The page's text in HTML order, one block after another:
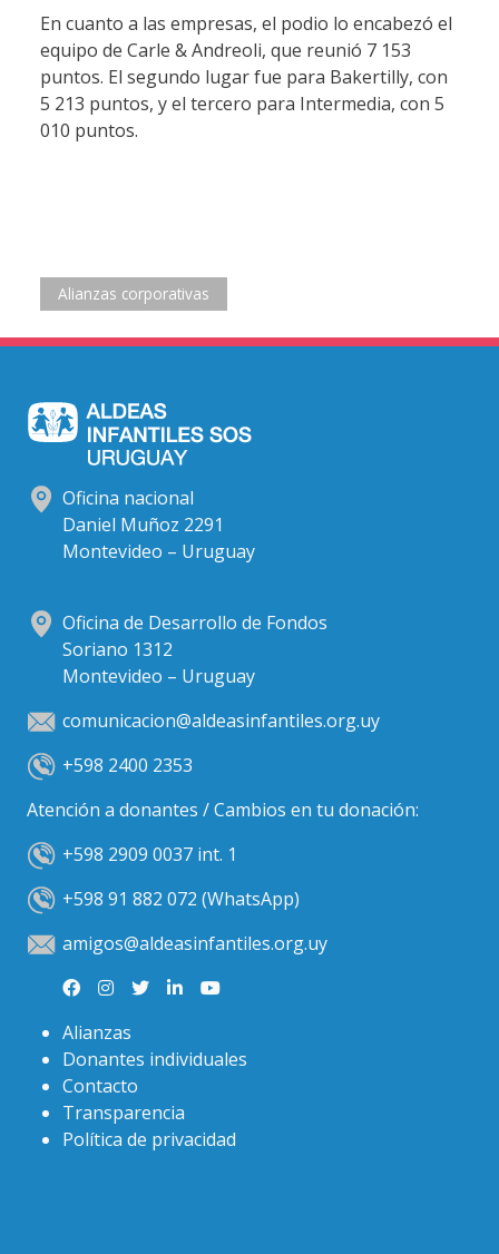
En cuanto a las empresas, el podio lo encabezó el
equipo de Carle & Andreoli, que reunió 7 153
puntos. El segundo lugar fue para Bakertilly, con
5 213 puntos, y el tercero para Intermedia, con 5
010 puntos.
Alianzas corporativas
Oficina nacional
Daniel Muñoz 2291
Montevideo – Uruguay
Oficina de Desarrollo de Fondos
Soriano 1312
Montevideo – Uruguay
comunicacion@aldeasinfantiles.org.uy
+598 2400 2353
Atención a donantes / Cambios en tu donación:
+598 2909 0037 int. 1
+598 91 882 072 (WhatsApp)
amigos@aldeasinfantiles.org.uy
Alianzas
Donantes individuales
Contacto
Transparencia
Política de privacidad